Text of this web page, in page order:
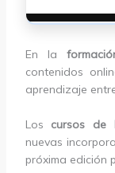
En la
contenidos
aprendizaje
Los cursos de
nuevas
próxima edición